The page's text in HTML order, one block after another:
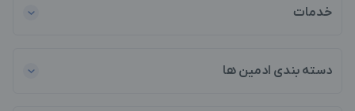
خدمات
دسته بندی ادمین ها